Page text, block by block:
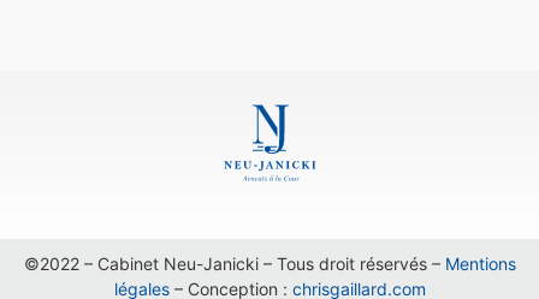
©2022 – Cabinet Neu-Janicki – Tous droit réservés – Mentions
légales– Conception : chrisgaillard.com